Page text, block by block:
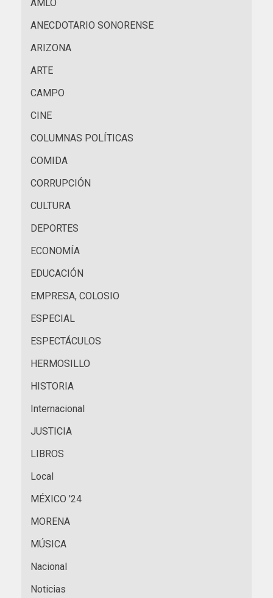
AMLO
ANECDOTARIO SONORENSE
ARIZONA
ARTE
CAMPO
CINE
COLUMNAS POLÍTICAS
COMIDA
CORRUPCIÓN
CULTURA
DEPORTES
ECONOMÍA
EDUCACIÓN
EMPRESA, COLOSIO
ESPECIAL
ESPECTÁCULOS
HERMOSILLO
HISTORIA
Internacional
JUSTICIA
LIBROS
Local
MÉXICO '24
MORENA
MÚSICA
Nacional
Noticias